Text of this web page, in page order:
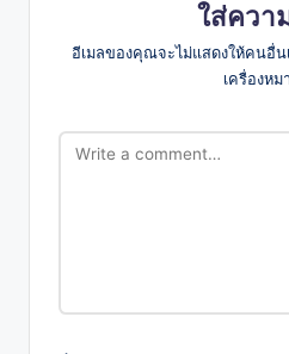
ใส่ควา
อีเมลของคุณจะไม่แสดงให้คนอื่น
เครื่องหม